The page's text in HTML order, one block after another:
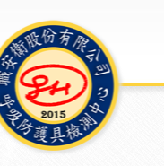
務 Service